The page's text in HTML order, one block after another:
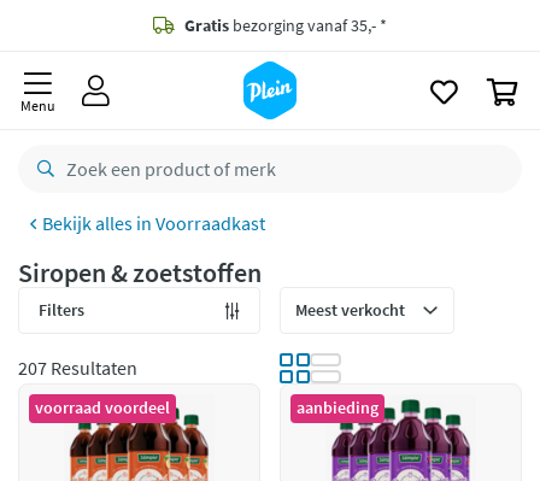
Gratis bezorging vanaf 35,- *
Bestelling uiterlijkzaterdag
retourneren
CO2 neutraal
Betaal met Klarna
Menu
Voorraadkast
Siropen & zoetstoffen
Filters
207 Resultaten
voorraad voordeel aanbieding